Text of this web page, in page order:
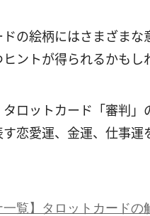
の絵柄にはさまざまな
ントが得られるかもし
ロットカード「審判」
す恋愛運、金運、仕事運
覧】タロットカード